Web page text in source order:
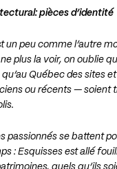
pièces d’identité
un peu comme l’autre
plus la voir, on oublie
Québec des sites
ou récents — soient
passionnés se battent
: Esquisses est allé
quels qu’ils